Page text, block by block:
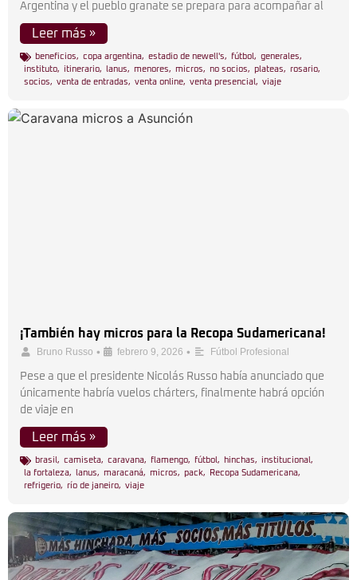
Argentina y el pueblo granate se prepara para acompañar al
Leer más »
beneficios, copa argentina, estadio de newell's, fútbol , generales,
instituto, itinerario, lanus, menores, micros, no socios, plateas, rosario,
socios, venta de entradas, venta online, venta presencial , viaje
¡También hay micros para la Recopa Sudamericana!
Bruno Russo • febrero 9, 2026 • Fútbol Profesional
Pese a que el presidente Nicolás Russo había anunciado que
únicamente habría vuelos chárters, finalmente habrá opción
de viaje en
Leer más »
brasil , camiseta, caravana, flamengo, fútbol , hinchas, institucional ,
la fortaleza, lanus, maracaná, micros, pack, Recopa Sudamericana,
refrigerio, río de janeiro, viaje